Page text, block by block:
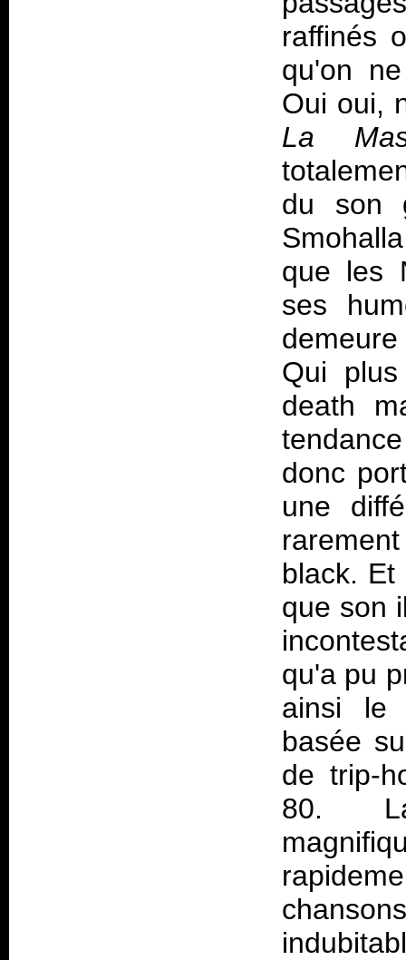
raffinés
qu'on
Oui oui,
La
du son
que les
ses
Qui
death
donc
une
black. Et
que son
qu'a pu
ainsi le
basée
de trip-
80.